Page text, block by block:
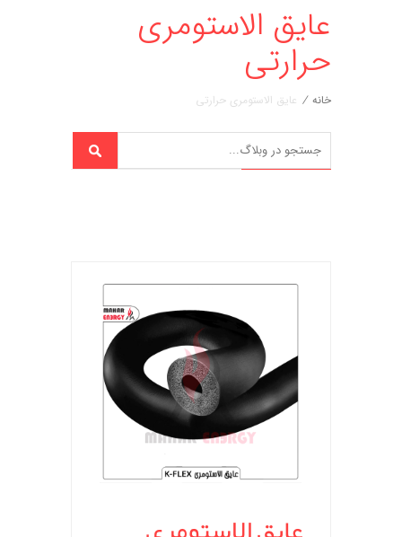
عایق الاستومری
حرارتی
خانه / عایق الاستومری حرارتی